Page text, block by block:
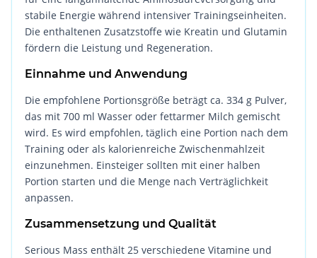
stabile Energie während intensiver Trainingseinheiten.
Die enthaltenen Zusatzstoffe wie Kreatin und Glutamin
fördern die Leistung und Regeneration.
Einnahme und Anwendung
Die empfohlene Portionsgröße beträgt ca. 334 g Pulver,
das mit 700 ml Wasser oder fettarmer Milch gemischt
wird. Es wird empfohlen, täglich eine Portion nach dem
Training oder als kalorienreiche Zwischenmahlzeit
einzunehmen. Einsteiger sollten mit einer halben
Portion starten und die Menge nach Verträglichkeit
anpassen.
Zusammensetzung und Qualität
Serious Mass enthält 25 verschiedene Vitamine und